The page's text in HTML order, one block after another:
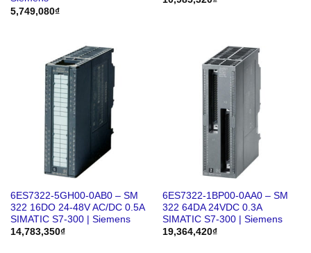
5,749,080₫
6ES7322-5GH00-0AB0 – SM
322 16DO 24-48V AC/DC 0.5A
SIMATIC S7-300 | Siemens
14,783,350₫
6ES7322-1BP00-0AA0 – SM
322 64DA 24VDC 0.3A
SIMATIC S7-300 | Siemens
19,364,420₫